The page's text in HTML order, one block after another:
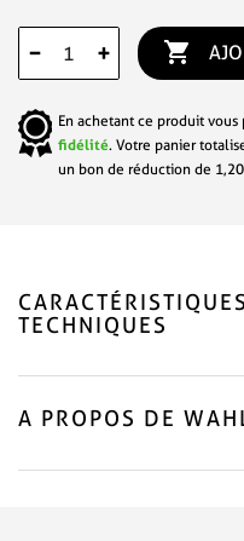
− + 
En achetant ce produit
fidélité. Votre panier
un bon de réduction de
CARACTÉRISTIQUES
TECHNIQUES
A PROPOS DE